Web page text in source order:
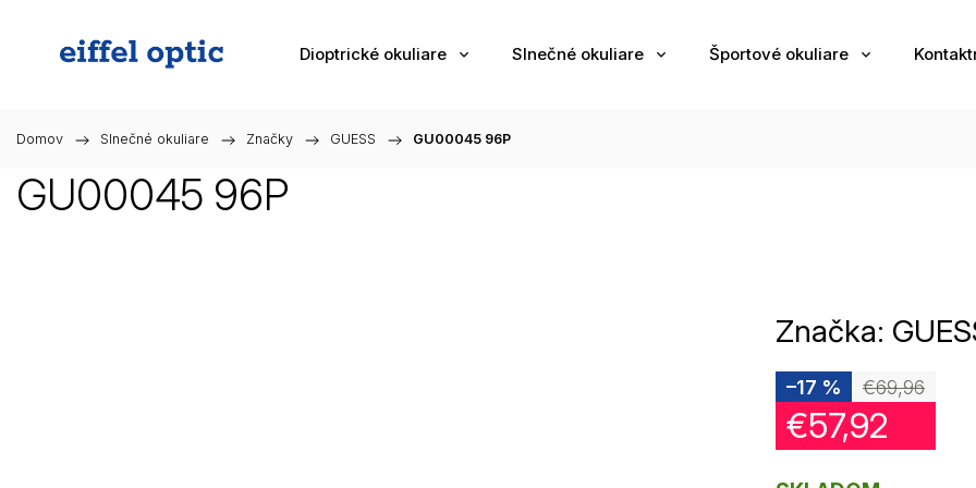
Dioptrické okuliare Slnečné okuliare Športové okuliare
Domov / Slnečné okuliare / Značky / GUESS / GU00045 96P
GU00045 96P
Značka:
€69,96
–17 %
€57,92